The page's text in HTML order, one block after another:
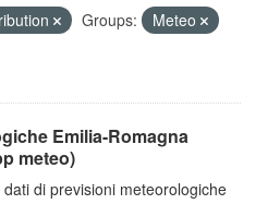
Groups:
Meteo
Emilia-Romagna
meteo)
di previsioni meteorologiche